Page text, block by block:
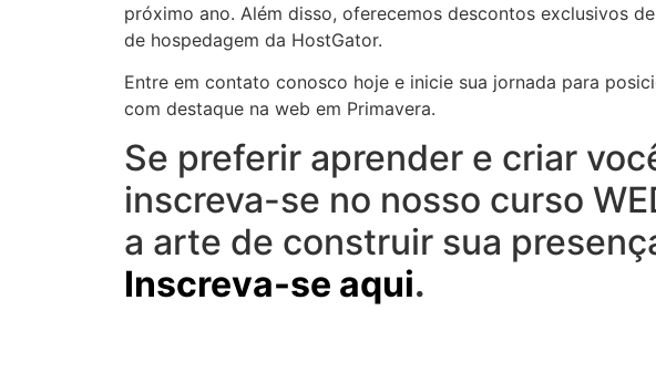
próximo ano. Além disso, oferecemos descontos exclusivos
de hospedagem da HostGator.
Entre em contato conosco hoje e inicie sua jornada para
com destaque na web em Primavera.
Se preferir aprender e criar
inscreva-se no nosso curso
a arte de construir sua
Inscreva-se aqui.